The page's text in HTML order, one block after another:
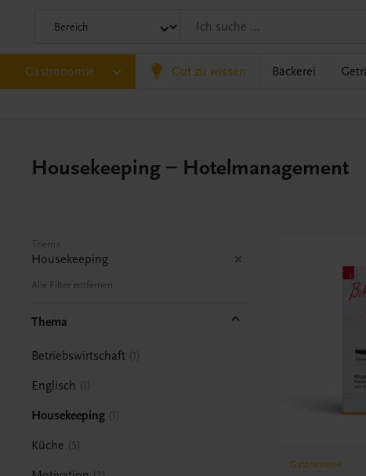
Gastronomie Gut zu wissen Bäckerei
Housekeeping – Hotelmanagement
Thema
Housekeeping
Alle Filter entfernen
Thema
Betriebswirtschaft 1
Englisch 1
Housekeeping 1
Küche 5
Gastronomie